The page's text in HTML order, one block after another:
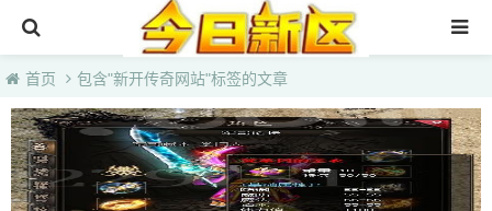
首页
3000ok传奇sf最新发布站
找sf传奇网站发布网
今日新开传奇网站999
首页 包含"新开传奇网站"标签的文章